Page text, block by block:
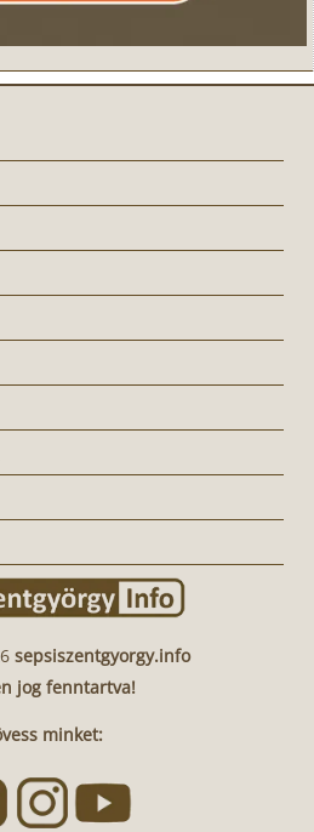
sepsiszentgyorgy.info
jog fenntartva!
minket: